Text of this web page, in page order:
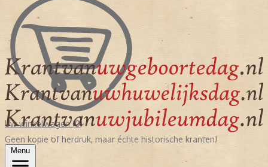
Uw winkelwagen (0)
Geen kopie of herdruk, maar échte historische kranten!
Menu